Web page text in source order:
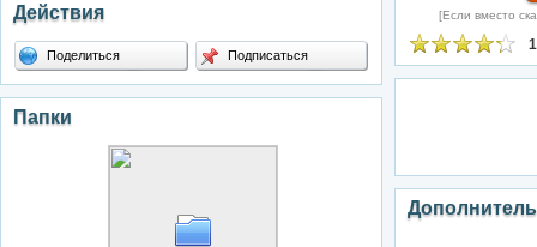
Действия
Поделиться Подписаться
Папки
[Если вместо